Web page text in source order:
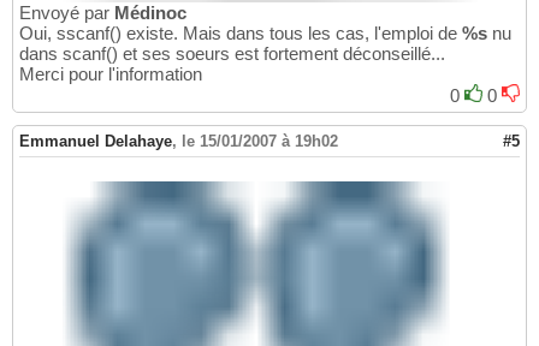
Envoyé par Médinoc
Oui, sscanf() existe. Mais dans tous les cas, l'emploi de %s nu
dans scanf() et ses soeurs est fortement déconseillé...
Merci pour l'information
0
0
Emmanuel Delahaye, le 15/01/2007 à 19h02 #5